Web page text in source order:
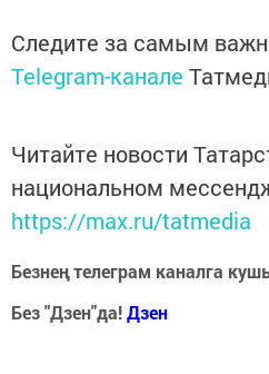
Следите за самым
Telegram-канале
Читайте новости
национальном
https://max.ru/tatmedia
Безнең телеграм каналга
Без "Дзен"да!Дзен